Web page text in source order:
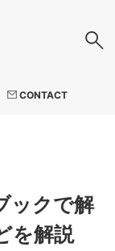
CONTACT
ックで解
を解説